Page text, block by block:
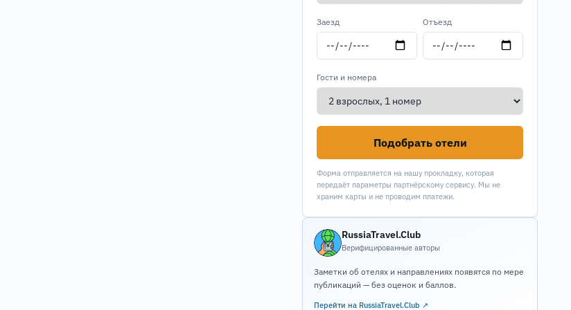
Заезд Отъезд
Гости и номера
Подобрать отели
Форма отправляется на нашу прокладку, которая
передаёт параметры партнёрскому сервису. Мы не
храним карты и не проводим платежи.
RussiaTravel.Club
Верифицированные авторы
Заметки об отелях и направлениях появятся по мере
публикаций — без оценок и баллов.
Перейти на RussiaTravel.Club ↗